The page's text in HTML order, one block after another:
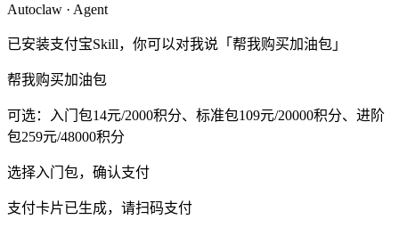
Autoclaw · Agent
已安装支付宝Skill，你可以对我说「帮我购买加油包」
帮我购买加油包
可选：入门包14元/2000积分、标准包109元/20000积分、进阶
包259元/48000积分
选择入门包，确认支付
支付卡片已生成，请扫码支付